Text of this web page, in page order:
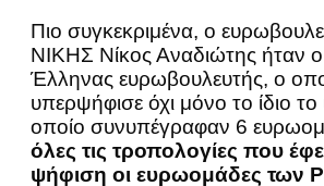
Πιο συγκεκριμένα, ο
ΝΙΚΗΣ Νίκος Αναδιώτης ήταν
Έλληνας ευρωβουλευτής, ο
υπερψήφισε όχι μόνο το ίδιο
οποίο συνυπέγραφαν 6
όλες τις τροπολογίες που
ψήφιση οι ευρωομάδες των